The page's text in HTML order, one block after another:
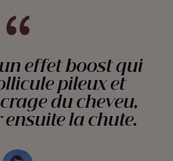
effet boost qui
pileux et
du cheveu,
la chute.